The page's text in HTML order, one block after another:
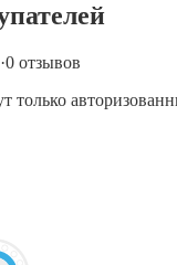
·0 отзывов
только